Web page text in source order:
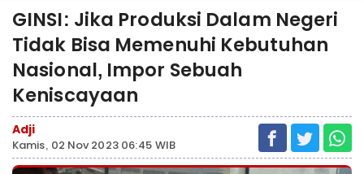
GINSI: Jika Produksi Dalam Negeri
Tidak Bisa Memenuhi Kebutuhan
Nasional, Impor Sebuah
Keniscayaan
Adji
Kamis, 02 Nov 2023 06:45 WIB